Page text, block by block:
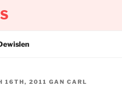
16TH, 2011 GAN CARL